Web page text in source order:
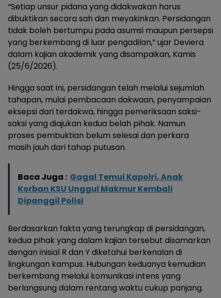
“Setiap unsur pidana yang didakwakan harus
dibuktikan secara sah dan meyakinkan. Persidangan
tidak boleh bertumpu pada asumsi maupun persepsi
yang berkembang di luar pengadilan,” ujar Deviera
dalam kajian akademik yang disampaikan, Kamis
(25/6/2026).
Hingga saat ini, persidangan telah melalui sejumlah
tahapan, mulai pembacaan dakwaan, penyampaian
eksepsi dari terdakwa, hingga pemeriksaan saksi-
saksi yang diajukan kedua belah pihak. Namun
proses pembuktian belum selesai dan perkara
masih jauh dari tahap putusan.
Baca Juga : Gagal Temui Kapolri, Anak
Korban KSU Unggul Makmur Kembali
Dipanggil Polisi
Berdasarkan fakta yang terungkap di persidangan,
kedua pihak yang dalam kajian tersebut disamarkan
dengan inisial R dan Y diketahui berkenalan di
lingkungan kampus. Hubungan keduanya kemudian
berkembang melalui komunikasi intens yang
berlangsung dalam rentang waktu cukup panjang.